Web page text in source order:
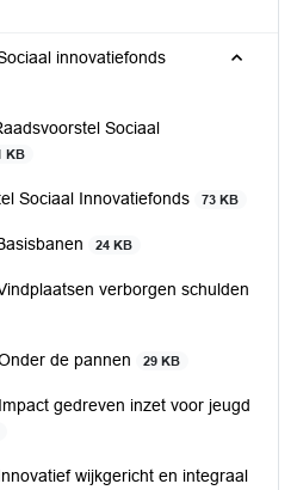
innovatiefonds
Sociaal
KB
Sociaal Innovatiefonds 73 KB
24 KB
verborgen schulden
de pannen 29 KB
gedreven inzet voor jeugd
wijkgericht en integraal